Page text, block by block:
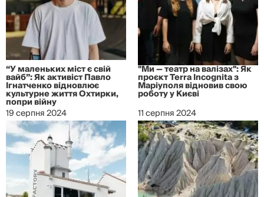
“У маленьких міст є свій
вайб”: Як активіст Павло
Ігнатченко відновлює
культурне життя Охтирки,
попри війну
19 серпня 2024
"Ми — театр на валізах": Як
проєкт Terra Incognita з
Маріуполя відновив свою
роботу у Києві
11 серпня 2024